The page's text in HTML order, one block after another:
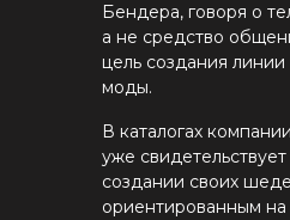
Бендера, говоря о
а не средство
цель создания
моды.
В каталогах
уже
создании своих
ориентированным на